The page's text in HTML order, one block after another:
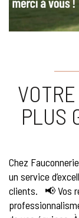
PLUS
Chez
un service
clients. 📢 Vos